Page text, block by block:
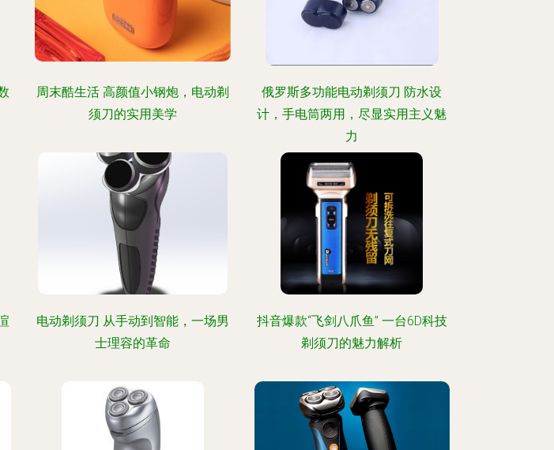
周末酷生活 高颜值小钢炮，电动剃
须刀的实用美学
俄罗斯多功能电动剃须刀 防水设
计，手电筒两用，尽显实用主义魅
力
电动剃须刀 从手动到智能，一场男
士理容的革命
抖音爆款“飞剑八爪鱼” 一台6D科技
剃须刀的魅力解析